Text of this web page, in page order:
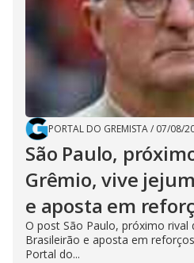
PORTAL DO GREMISTA/ 07/08/
São Paulo,
Grêmio, vive
e aposta em
O post São Paulo, próximo
Brasileirão e aposta em
Portal do...